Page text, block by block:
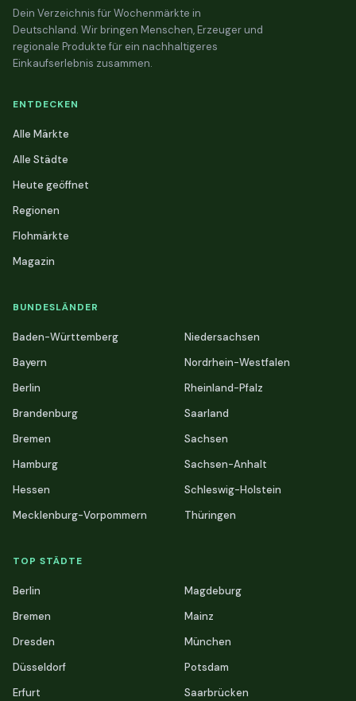
Dein Verzeichnis für Wochenmärkte in
Deutschland. Wir bringen Menschen, Erzeuger und
regionale Produkte für ein nachhaltigeres
Einkaufserlebnis zusammen.
ENTDECKEN
Alle Märkte
Alle Städte
Heute geöffnet
Regionen
Flohmärkte
Magazin
BUNDESLÄNDER
Baden-Württemberg
Bayern
Berlin
Brandenburg
Bremen
Hamburg
Hessen
Mecklenburg-Vorpommern
Niedersachsen
Nordrhein-Westfalen
Rheinland-Pfalz
Saarland
Sachsen
Sachsen-Anhalt
Schleswig-Holstein
Thüringen
TOP STÄDTE
Berlin
Bremen
Dresden
Düsseldorf
Erfurt
Magdeburg
Mainz
München
Potsdam
Saarbrücken